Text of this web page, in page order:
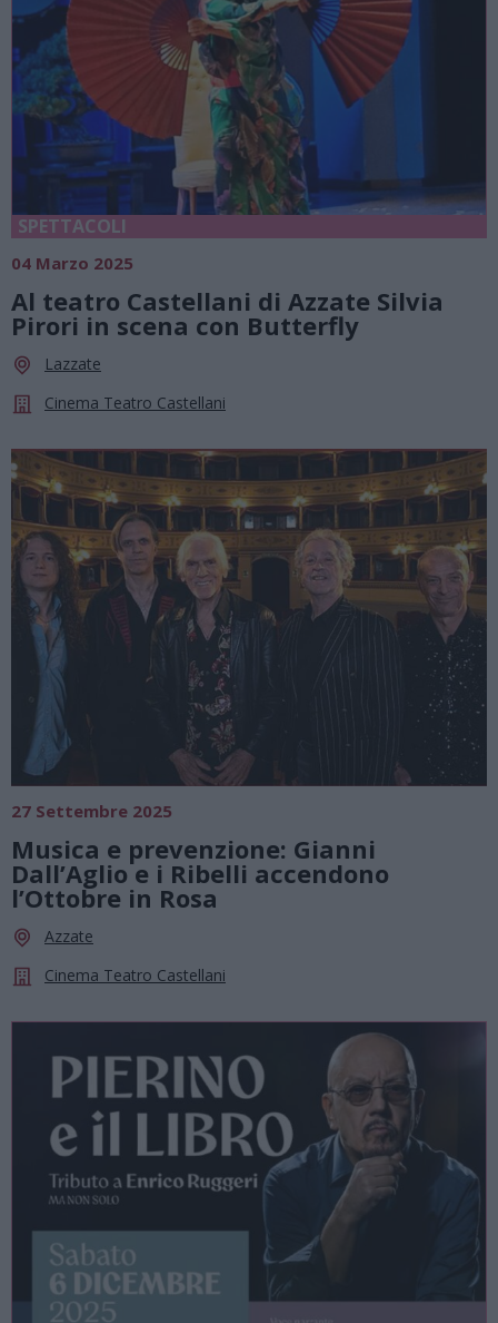
SPETTACOLI
04 Marzo 2025
Al teatro Castellani di Azzate Silvia
Pirori in scena con Butterfly
Lazzate
Cinema Teatro Castellani
27 Settembre 2025
Musica e prevenzione: Gianni
Dall’Aglio e i Ribelli accendono
l’Ottobre in Rosa
Azzate
Cinema Teatro Castellani